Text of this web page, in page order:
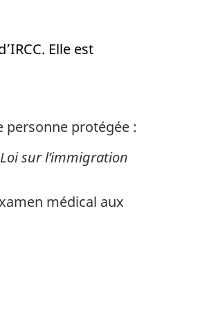
Elle est
personne protégée :
Loi sur l’immigration
médical aux